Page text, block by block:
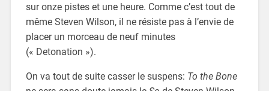
sur onze pistes et une heure. Comme c’est tout de
même Steven Wilson, il ne résiste pas à l’envie de
placer un morceau de neuf minutes
(« Detonation »).
On va tout de suite casser le suspens: To the Bone